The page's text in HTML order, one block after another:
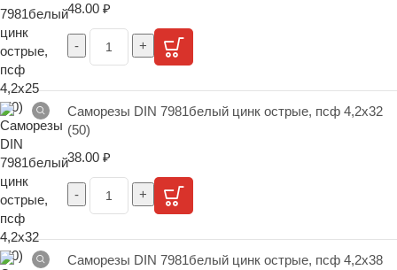
48.00 ₽
Саморезы DIN 7981белый цинк острые, псф 4,2х32
(50)
38.00 ₽
Саморезы DIN 7981белый цинк острые, псф 4,2х38